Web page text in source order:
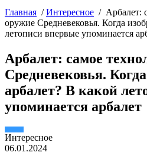
Главная /Интересное / Арбалет:
оружие Средневековья. Когда
летописи впервые упоминается
Арбалет: самое
Средневековья.
арбалет? В какой
упоминается арбалет
Интересное
06.01.2024